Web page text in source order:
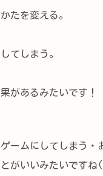
たを変える。
てしまう。
があるみたいです！
ームにしてしまう・
がいいみたいですね